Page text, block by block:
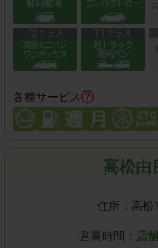
各種サービス
高松由
住所： 高松
営業時間： 店